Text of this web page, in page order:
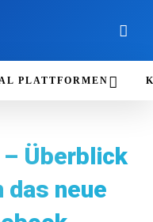
PLATTFORMEN
Überblick
das neue